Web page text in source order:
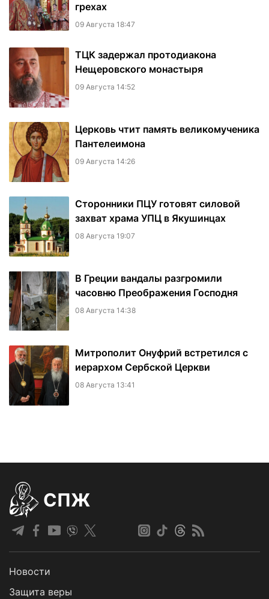
грехах
09 Августа 18:47
ТЦК задержал протодиакона
Нещеровского монастыря
09 Августа 14:52
Церковь чтит память великомученика
Пантелеимона
09 Августа 14:26
Сторонники ПЦУ готовят силовой
захват храма УПЦ в Якушинцах
08 Августа 19:07
В Греции вандалы разгромили
часовню Преображения Господня
08 Августа 14:38
Митрополит Онуфрий встретился с
иерархом Сербской Церкви
08 Августа 13:41
СПЖ
Новости
Защита веры